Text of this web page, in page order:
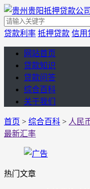
贷款利率 抵押贷款 信用
网站首页
贷款知识
贷款问答
综合百科
关于我们
首页 > 综合百科 > 人民
最新汇率
热门文章